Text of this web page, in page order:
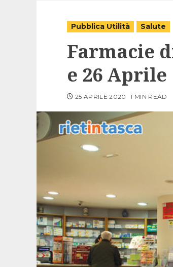
Pubblica Utilità Salute
Farmacie
e 26 Aprile
25 APRILE 2020 1 MIN READ